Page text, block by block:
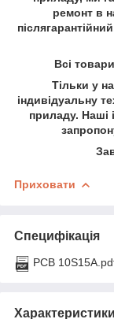
ремонт в
Всі
Тільки у
індивідуальну
приладу. Наші
Приховати
Специфікація
PCB
Характеристики